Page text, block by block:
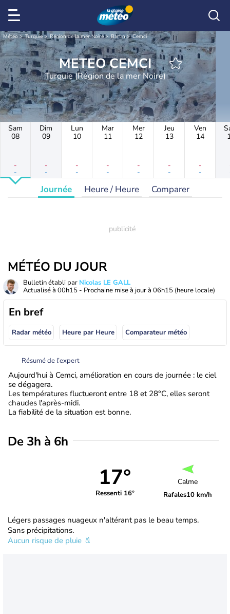
Météo Turquie Région de la mer Noire Bartın Cemci
METEO CEMCI
Turquie (Région de la mer Noire)
Sam
08
-
-
Dim
09
-
-
Lun
10
-
-
Mar
11
-
-
Mer
12
-
-
Jeu
13
-
-
Ven
14
-
-
Journée Heure / Heure Comparer
MÉTÉO DU JOUR
Bulletin établi par Nicolas LE GALL
Actualisé à 00h15 - Prochaine mise à jour à 06h15 (heure locale)
En bref
Radar météo Heure par Heure Comparateur météo
Résumé de l’expert
Aujourd'hui à Cemci, amélioration en cours de journée : le ciel
se dégagera.
Les températures fluctueront entre 18 et 28°C, elles seront
chaudes l'après-midi.
La fiabilité de la situation est bonne.
De 3h à 6h
17°
Ressenti 16°
Calme
Rafales10 km/h
Légers passages nuageux n'altérant pas le beau temps.
Sans précipitations.
Aucun risque de pluie